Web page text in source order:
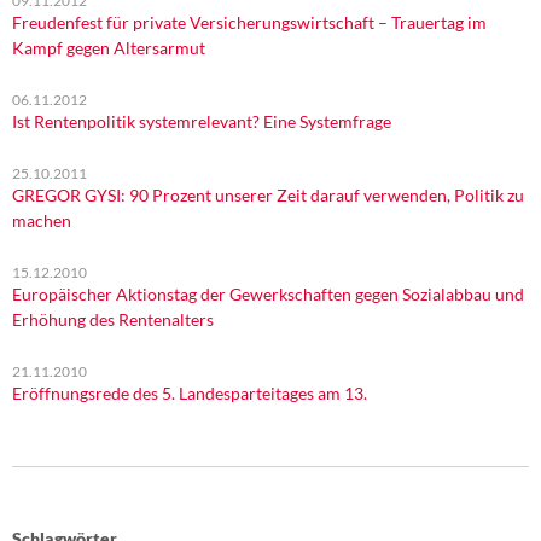
Freudenfest für private Versicherungswirtschaft – Trauertag im
Kampf gegen Altersarmut
06.11.2012
Ist Rentenpolitik systemrelevant? Eine Systemfrage
25.10.2011
GREGOR GYSI: 90 Prozent unserer Zeit darauf verwenden, Politik zu
machen
15.12.2010
Europäischer Aktionstag der Gewerkschaften gegen Sozialabbau und
Erhöhung des Rentenalters
21.11.2010
Eröffnungsrede des 5. Landesparteitages am 13.